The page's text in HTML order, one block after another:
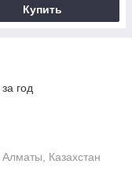
Купить
год
Казахстан